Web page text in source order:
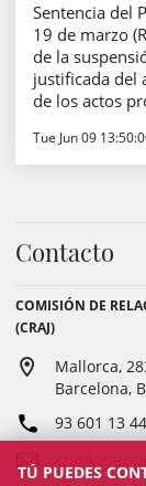
Sentencia del
19 de marzo
de la
justificada del
de los actos
Tue Jun 09
Contacto
COMISIÓN DE
(CRAJ)
Mallorca,
Barcelona,
93 601 13
TÚ PUEDES